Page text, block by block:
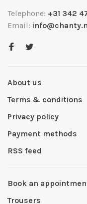
Telephone: +31 342
Email:
About us
Terms & conditions
Privacy policy
Payment methods
RSS feed
Book an
Trousers